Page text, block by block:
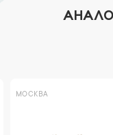
МОСКВА